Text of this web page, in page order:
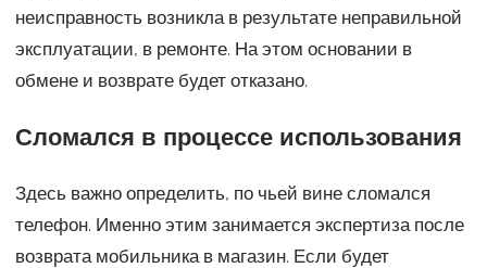
неисправность возникла в результате неправильной
эксплуатации, в ремонте. На этом основании в
обмене и возврате будет отказано.
Сломался в процессе использования
Здесь важно определить, по чьей вине сломался
телефон. Именно этим занимается экспертиза после
возврата мобильника в магазин. Если будет